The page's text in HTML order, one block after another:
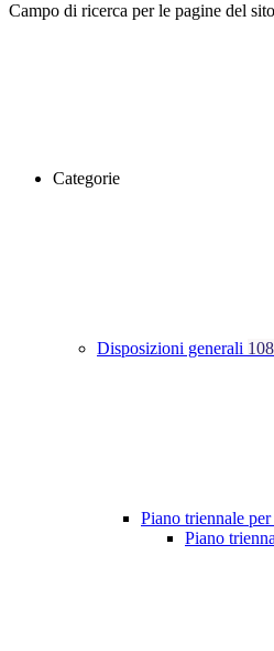
Campo di ricerca per le pagine del sito
Categorie
Disposizioni generali 108
Piano triennale
Piano